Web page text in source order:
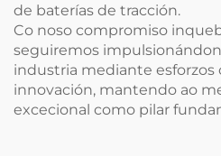
de baterías de tracción.
Co noso compromiso
seguiremos
industria mediante esforzos
innovación, mantendo ao
excecional como pilar